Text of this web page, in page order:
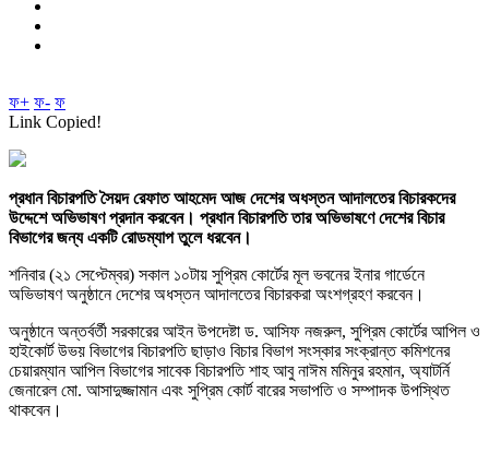
ফ+ ফ- ফ
Link Copied!
প্রধান বিচারপতি সৈয়দ রেফাত আহমেদ আজ দেশের অধস্তন আদালতের বিচারকদের
উদ্দেশে অভিভাষণ প্রদান করবেন। প্রধান বিচারপতি তার অভিভাষণে দেশের বিচার
বিভাগের জন্য একটি রোডম্যাপ তুলে ধরবেন।
শনিবার (২১ সেপ্টেম্বর) সকাল ১০টায় সুপ্রিম কোর্টের মূল ভবনের ইনার গার্ডেনে
অভিভাষণ অনুষ্ঠানে দেশের অধস্তন আদালতের বিচারকরা অংশগ্রহণ করবেন।
অনুষ্ঠানে অন্তর্বর্তী সরকারের আইন উপদেষ্টা ড. আসিফ নজরুল, সুপ্রিম কোর্টের আপিল ও
হাইকোর্ট উভয় বিভাগের বিচারপতি ছাড়াও বিচার বিভাগ সংস্কার সংক্রান্ত কমিশনের
চেয়ারম্যান আপিল বিভাগের সাবেক বিচারপতি শাহ আবু নাঈম মমিনুর রহমান, অ্যাটর্নি
জেনারেল মো. আসাদুজ্জামান এবং সুপ্রিম কোর্ট বারের সভাপতি ও সম্পাদক উপস্থিত
থাকবেন।